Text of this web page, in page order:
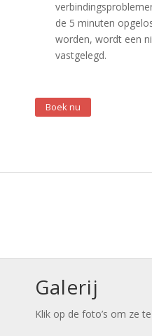
de 5 minuten
worden, wordt een
vastgelegd.
Boek nu
Galerij
Klik op de foto’s om ze